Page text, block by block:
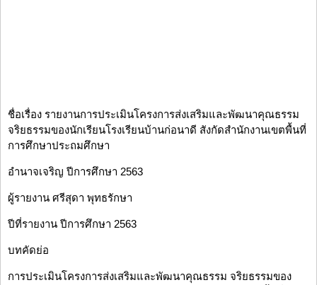
ชื่อเรื่อง รายงานการประเมินโครงการส่งเสริมและพัฒนาคุณธรรม
จริยธรรมของนักเรียนโรงเรียนบ้านก่อนาดี สังกัดสำนักงานเขตพื้นที่
การศึกษาประถมศึกษา
อำนาจเจริญ ปีการศึกษา 2563
ผู้รายงาน ศรีสุดา พุทธรักษา
ปีที่รายงาน ปีการศึกษา 2563
บทคัดย่อ
การประเมินโครงการส่งเสริมและพัฒนาคุณธรรม จริยธรรมของ